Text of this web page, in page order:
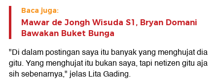
Baca juga:
Mawar de Jongh Wisuda S1, Bryan Domani
Bawakan Buket Bunga
"Di dalam postingan saya itu banyak yang menghujat dia
gitu. Yang menghujat itu bukan saya, tapi netizen gitu aja
sih sebenarnya," jelas Lita Gading.